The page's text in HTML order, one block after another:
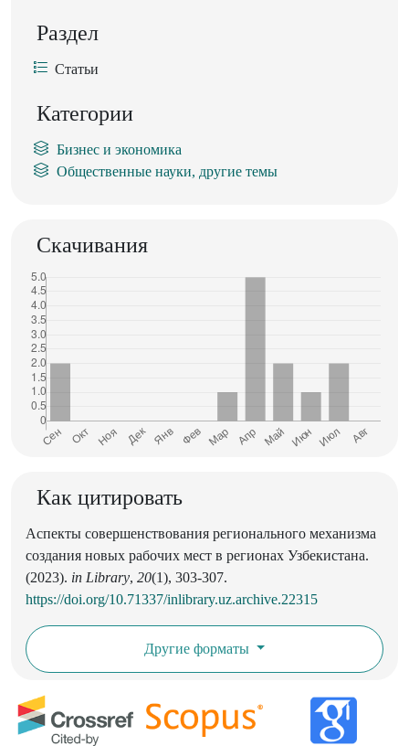
Раздел
Статьи
Категории
Бизнес и экономика
Общественные науки, другие темы
Скачивания
Как цитировать
Аспекты совершенствования регионального механизма
создания новых рабочих мест в регионах Узбекистана.
(2023). in Library, 20(1), 303-307.
https://doi.org/10.71337/inlibrary.uz.archive.22315
Другие форматы